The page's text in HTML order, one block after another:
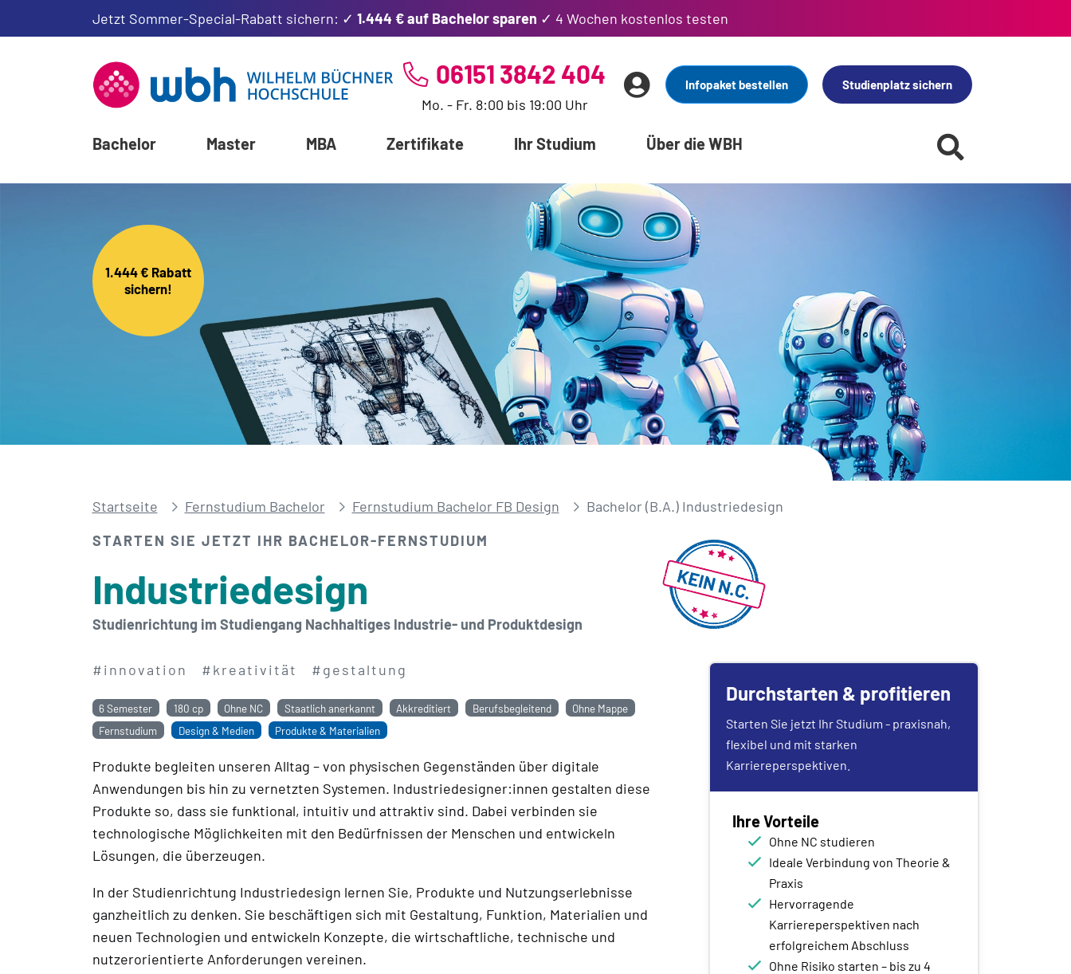
Jetzt Sommer-Special-Rabatt sichern: ✓ 1.444 € auf Bachelor sparen ✓ 4 Wochen kostenlos testen
06151 3842 404
Mo. - Fr. 8:00 bis 19:00 Uhr
Infopaket bestellen Studienplatz sichern
Bachelor Master MBA Zertifikate Ihr Studium Über die WBH
1.444 € Rabatt
sichern!
Startseite Fernstudium Bachelor Fernstudium Bachelor FB Design
Bachelor (B.A.) Industriedesign
STARTEN SIE JETZT IHR BACHELOR-FERNSTUDIUM
Industriedesign
Studienrichtung im Studiengang Nachhaltiges Industrie- und Produktdesign
#innovation #kreativität #gestaltung
6 Semester 180 cp Ohne NC Staatlich anerkannt Akkreditiert Berufsbegleitend
Ohne Mappe
Fernstudium
Design & Medien Produkte & Materialien
Produkte begleiten unseren Alltag – von physischen Gegenständen über digitale
Anwendungen bis hin zu vernetzten Systemen. Industriedesigner:innen gestalten diese
Produkte so, dass sie funktional, intuitiv und attraktiv sind. Dabei verbinden sie
technologische Möglichkeiten mit den Bedürfnissen der Menschen und entwickeln
Lösungen, die überzeugen.
In der Studienrichtung Industriedesign lernen Sie, Produkte und Nutzungserlebnisse
ganzheitlich zu denken. Sie beschäftigen sich mit Gestaltung, Funktion, Materialien und
neuen Technologien und entwickeln Konzepte, die wirtschaftliche, technische und
nutzerorientierte Anforderungen vereinen.
Durchstarten & profitieren
Starten Sie jetzt Ihr Studium - praxisnah,
flexibel und mit starken
Karriereperspektiven.
Ihre Vorteile
Ohne NC studieren
Ideale Verbindung von Theorie &
Praxis
Hervorragende
Karriereperspektiven nach
erfolgreichem Abschluss
Ohne Risiko starten – bis zu 4